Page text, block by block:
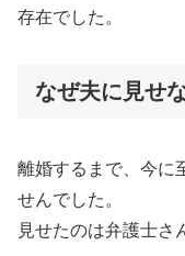
存在でした。
なぜ夫に見せ
離婚するまで、今に
せんでした。
見せたのは弁護士さ